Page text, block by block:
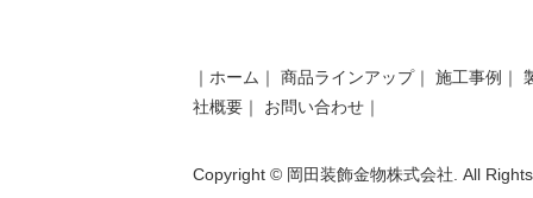
｜ ホーム ｜ 商品ラインアップ｜ 施工事例 ｜
社概要 ｜ お問い合わせ ｜
Copyright © 岡田装飾金物株式会社. All